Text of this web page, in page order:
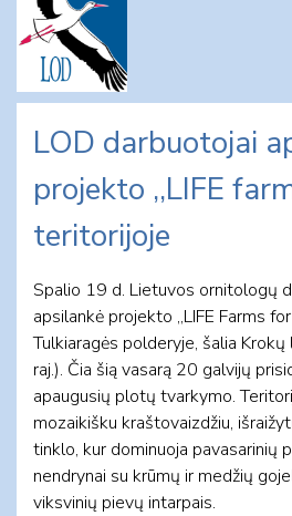
content
LOD darbuotojai
projekto ,,LIFE
teritorijoje
Spalio 19 d. Lietuvos ornitologų
apsilankė projekto ,,LIFE Farms
Tulkiaragės polderyje, šalia
raj.). Čia šią vasarą 20 galvijų
apaugusių plotų tvarkymo.
mozaikišku kraštovaizdžiu,
tinklo, kur dominuoja pavasarinių
nendrynai su krūmų ir medžių
viksvinių pievų intarpais.